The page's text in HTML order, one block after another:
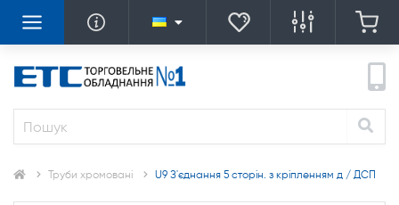
Труби хромовані U9 З'єднання 5 сторін. з кріпленням д / ДСП